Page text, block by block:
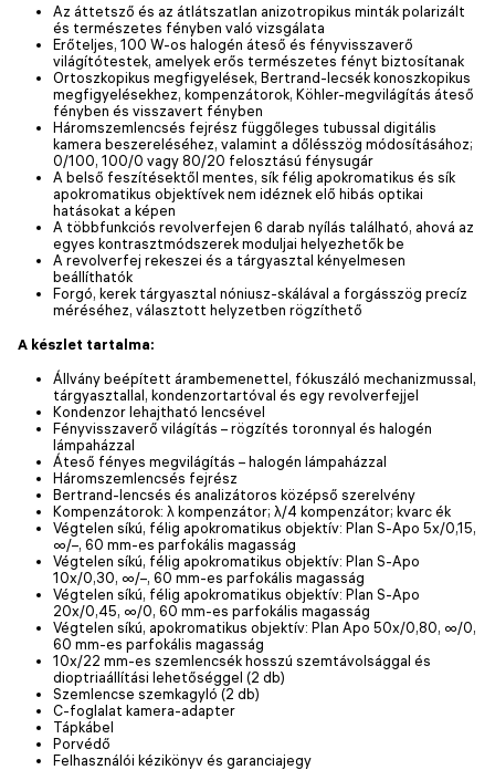
Az áttetsző és az átlátszatlan anizotropikus minták polarizált
és természetes fényben való vizsgálata
Erőteljes, 100 W-os halogén áteső és fényvisszaverő
világítótestek, amelyek erős természetes fényt biztosítanak
Ortoszkopikus megfigyelések, Bertrand-lecsék konoszkopikus
megfigyelésekhez, kompenzátorok, Köhler-megvilágítás áteső
fényben és visszavert fényben
Háromszemlencsés fejrész függőleges tubussal digitális
kamera beszereléséhez, valamint a dőlésszög módosításához;
0/100, 100/0 vagy 80/20 felosztású fénysugár
A belső feszítésektől mentes, sík félig apokromatikus és sík
apokromatikus objektívek nem idéznek elő hibás optikai
hatásokat a képen
A többfunkciós revolverfejen 6 darab nyílás található, ahová az
egyes kontrasztmódszerek moduljai helyezhetők be
A revolverfej rekeszei és a tárgyasztal kényelmesen
beállíthatók
Forgó, kerek tárgyasztal nóniusz-skálával a forgásszög precíz
méréséhez, választott helyzetben rögzíthető
A készlet tartalma:
Állvány beépített árambemenettel, fókuszáló mechanizmussal,
tárgyasztallal, kondenzortartóval és egy revolverfejjel
Kondenzor lehajtható lencsével
Fényvisszaverő világítás – rögzítés toronnyal és halogén
lámpaházzal
Áteső fényes megvilágítás – halogén lámpaházzal
Háromszemlencsés fejrész
Bertrand-lencsés és analizátoros középső szerelvény
Kompenzátorok: λ kompenzátor; λ/4 kompenzátor; kvarc ék
Végtelen síkú, félig apokromatikus objektív: Plan S-Apo 5x/0,15,
∞/–, 60 mm-es parfokális magasság
Végtelen síkú, félig apokromatikus objektív: Plan S-Apo
10x/0,30, ∞/–, 60 mm-es parfokális magasság
Végtelen síkú, félig apokromatikus objektív: Plan S-Apo
20x/0,45, ∞/0, 60 mm-es parfokális magasság
Végtelen síkú, apokromatikus objektív: Plan Apo 50x/0,80, ∞/0,
60 mm-es parfokális magasság
10x/22 mm-es szemlencsék hosszú szemtávolsággal és
dioptriaállítási lehetőséggel (2 db)
Szemlencse szemkagyló (2 db)
C-foglalat kamera-adapter
Tápkábel
Porvédő
Felhasználói kézikönyv és garanciajegy